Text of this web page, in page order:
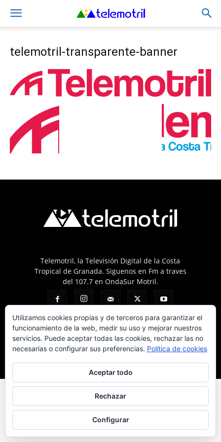
telemotril-transparente-banner
Telemotril, la Televisión Digital de la Costa
Tropical de Granada. Siguenos en Fm a traves
del 107.7 en OndaSur Motril.
Política de cookies Más información sobre las cookies Contacto
Utilizamos cookies propias y de terceros para garantizar el
funcionamiento de la web, medir su uso y mejorar nuestros
servicios. Puede aceptar todas las cookies, rechazar las no
necesarias o configurar sus preferencias. Política de cookies
Aceptar todo
Rechazar
Configurar